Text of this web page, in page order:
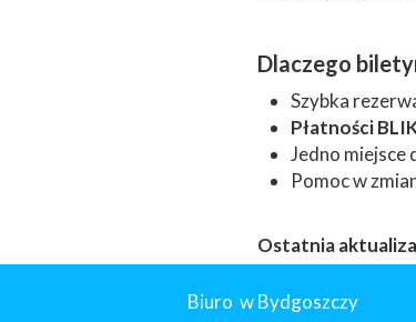
Dlaczego
Szybka
Płatności
Jedno miejsce
Pomoc w
Ostatnia
Biuro w Bydgoszczy